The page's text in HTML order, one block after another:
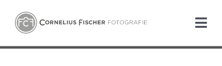
Inhalt
springen